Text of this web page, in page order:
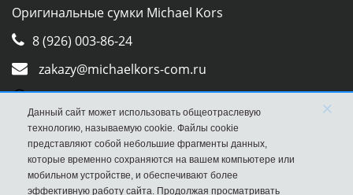
Оригинальные сумки Michael Kors
8 (926) 003-86-24
zakazy@michaelkors-com.ru
Whatsapp
Viber
Данный сайт может использовать общеотраслевую
технологию, называемую cookie. Файлы cookie
представляют собой небольшие фрагменты данных,
которые временно сохраняются на вашем компьютере или
мобильном устройстве, и обеспечивают более
эффективную работу сайта. Продолжая просматривать
×